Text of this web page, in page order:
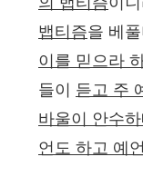
뱁티즘을 베
이를 믿으라
들이 듣고 주
바울이 안수하
언도 하고 예